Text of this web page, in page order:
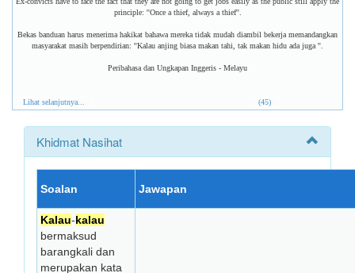
principle: ''Once a thief, always a thief''.
Bekas banduan harus menerima hakikat bahawa mereka tidak mudah diambil bekerja memandangkan
masyarakat masih berpendirian: ''Kalau anjing biasa makan tahi, tak makan hidu ada juga ''.
Peribahasa dan Ungkapan Inggeris - Melayu
Lihat selanjutnya... (45)
Khidmat Nasihat
Soalan Jawapan
Kalau-kalau
bermaksud
barangkali dan
merupakan kata